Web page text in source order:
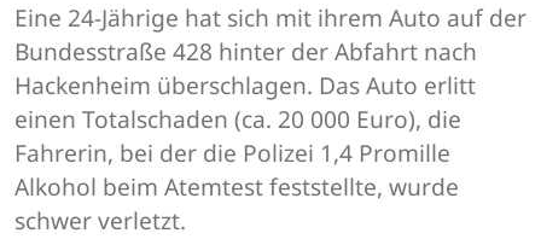
Eine 24-Jährige hat sich mit ihrem Auto auf der
Bundesstraße 428 hinter der Abfahrt nach
Hackenheim überschlagen. Das Auto erlitt
einen Totalschaden (ca. 20 000 Euro), die
Fahrerin, bei der die Polizei 1,4 Promille
Alkohol beim Atemtest feststellte, wurde
schwer verletzt.